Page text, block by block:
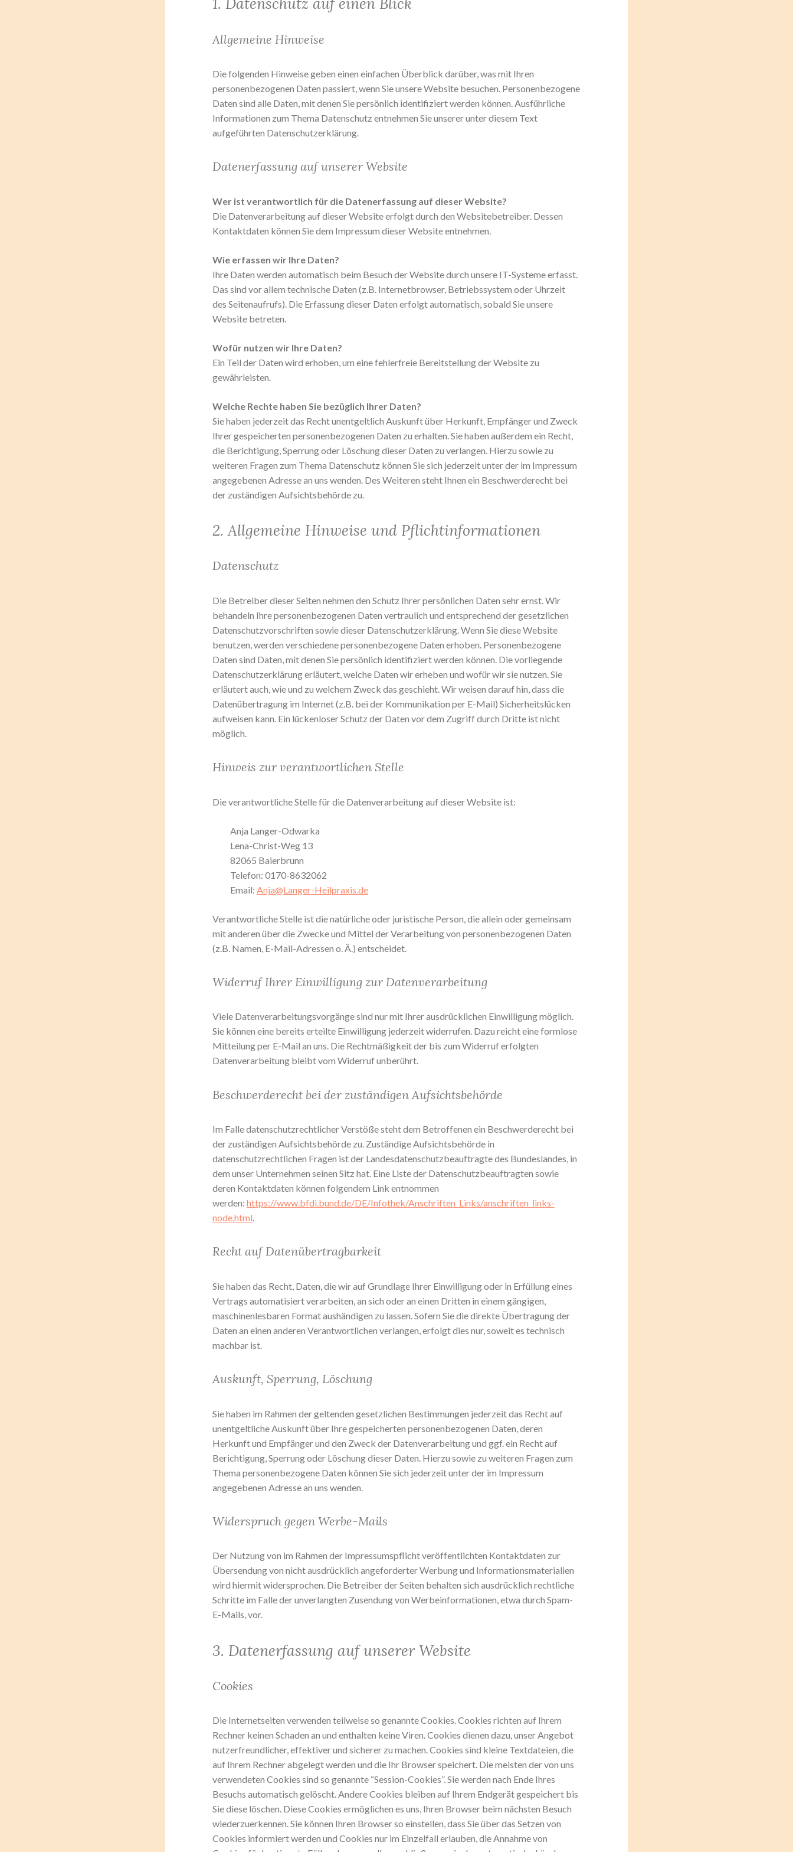
Allgemeine Hinweise
Die folgenden Hinweise geben einen einfachen Überblick darüber, was mit Ihren
personenbezogenen Daten passiert, wenn Sie unsere Website besuchen. Personenbezogene
Daten sind alle Daten, mit denen Sie persönlich identifiziert werden können. Ausführliche
Informationen zum Thema Datenschutz entnehmen Sie unserer unter diesem Text
aufgeführten Datenschutzerklärung.
Datenerfassung auf unserer Website
Wer ist verantwortlich für die Datenerfassung auf dieser Website?
Die Datenverarbeitung auf dieser Website erfolgt durch den Websitebetreiber. Dessen
Kontaktdaten können Sie dem Impressum dieser Website entnehmen.
Wie erfassen wir Ihre Daten?
Ihre Daten werden automatisch beim Besuch der Website durch unsere IT-Systeme erfasst.
Das sind vor allem technische Daten (z.B. Internetbrowser, Betriebssystem oder Uhrzeit
des Seitenaufrufs). Die Erfassung dieser Daten erfolgt automatisch, sobald Sie unsere
Website betreten.
Wofür nutzen wir Ihre Daten?
Ein Teil der Daten wird erhoben, um eine fehlerfreie Bereitstellung der Website zu
gewährleisten.
Welche Rechte haben Sie bezüglich Ihrer Daten?
Sie haben jederzeit das Recht unentgeltlich Auskunft über Herkunft, Empfänger und Zweck
Ihrer gespeicherten personenbezogenen Daten zu erhalten. Sie haben außerdem ein Recht,
die Berichtigung, Sperrung oder Löschung dieser Daten zu verlangen. Hierzu sowie zu
weiteren Fragen zum Thema Datenschutz können Sie sich jederzeit unter der im Impressum
angegebenen Adresse an uns wenden. Des Weiteren steht Ihnen ein Beschwerderecht bei
der zuständigen Aufsichtsbehörde zu.
2. Allgemeine Hinweise und Pflichtinformationen
Datenschutz
Die Betreiber dieser Seiten nehmen den Schutz Ihrer persönlichen Daten sehr ernst. Wir
behandeln Ihre personenbezogenen Daten vertraulich und entsprechend der gesetzlichen
Datenschutzvorschriften sowie dieser Datenschutzerklärung. Wenn Sie diese Website
benutzen, werden verschiedene personenbezogene Daten erhoben. Personenbezogene
Daten sind Daten, mit denen Sie persönlich identifiziert werden können. Die vorliegende
Datenschutzerklärung erläutert, welche Daten wir erheben und wofür wir sie nutzen. Sie
erläutert auch, wie und zu welchem Zweck das geschieht. Wir weisen darauf hin, dass die
Datenübertragung im Internet (z.B. bei der Kommunikation per E-Mail) Sicherheitslücken
aufweisen kann. Ein lückenloser Schutz der Daten vor dem Zugriff durch Dritte ist nicht
möglich.
Hinweis zur verantwortlichen Stelle
Die verantwortliche Stelle für die Datenverarbeitung auf dieser Website ist:
Anja Langer-Odwarka
Lena-Christ-Weg 13
82065 Baierbrunn
Telefon: 0170-8632062
Email: Anja@Langer-Heilpraxis.de
Verantwortliche Stelle ist die natürliche oder juristische Person, die allein oder gemeinsam
mit anderen über die Zwecke und Mittel der Verarbeitung von personenbezogenen Daten
(z.B. Namen, E-Mail-Adressen o. Ä.) entscheidet.
Widerruf Ihrer Einwilligung zur Datenverarbeitung
Viele Datenverarbeitungsvorgänge sind nur mit Ihrer ausdrücklichen Einwilligung möglich.
Sie können eine bereits erteilte Einwilligung jederzeit widerrufen. Dazu reicht eine formlose
Mitteilung per E-Mail an uns. Die Rechtmäßigkeit der bis zum Widerruf erfolgten
Datenverarbeitung bleibt vom Widerruf unberührt.
Beschwerderecht bei der zuständigen Aufsichtsbehörde
Im Falle datenschutzrechtlicher Verstöße steht dem Betroffenen ein Beschwerderecht bei
der zuständigen Aufsichtsbehörde zu. Zuständige Aufsichtsbehörde in
datenschutzrechtlichen Fragen ist der Landesdatenschutzbeauftragte des Bundeslandes, in
dem unser Unternehmen seinen Sitz hat. Eine Liste der Datenschutzbeauftragten sowie
deren Kontaktdaten können folgendem Link entnommen
werden: https://www.bfdi.bund.de/DE/Infothek/Anschriften_Links/anschriften_links-
node.html.
Recht auf Datenübertragbarkeit
Sie haben das Recht, Daten, die wir auf Grundlage Ihrer Einwilligung oder in Erfüllung eines
Vertrags automatisiert verarbeiten, an sich oder an einen Dritten in einem gängigen,
maschinenlesbaren Format aushändigen zu lassen. Sofern Sie die direkte Übertragung der
Daten an einen anderen Verantwortlichen verlangen, erfolgt dies nur, soweit es technisch
machbar ist.
Auskunft, Sperrung, Löschung
Sie haben im Rahmen der geltenden gesetzlichen Bestimmungen jederzeit das Recht auf
unentgeltliche Auskunft über Ihre gespeicherten personenbezogenen Daten, deren
Herkunft und Empfänger und den Zweck der Datenverarbeitung und ggf. ein Recht auf
Berichtigung, Sperrung oder Löschung dieser Daten. Hierzu sowie zu weiteren Fragen zum
Thema personenbezogene Daten können Sie sich jederzeit unter der im Impressum
angegebenen Adresse an uns wenden.
Widerspruch gegen Werbe-Mails
Der Nutzung von im Rahmen der Impressumspflicht veröffentlichten Kontaktdaten zur
Übersendung von nicht ausdrücklich angeforderter Werbung und Informationsmaterialien
wird hiermit widersprochen. Die Betreiber der Seiten behalten sich ausdrücklich rechtliche
Schritte im Falle der unverlangten Zusendung von Werbeinformationen, etwa durch Spam-
E-Mails, vor.
3. Datenerfassung auf unserer Website
Cookies
Die Internetseiten verwenden teilweise so genannte Cookies. Cookies richten auf Ihrem
Rechner keinen Schaden an und enthalten keine Viren. Cookies dienen dazu, unser Angebot
nutzerfreundlicher, effektiver und sicherer zu machen. Cookies sind kleine Textdateien, die
auf Ihrem Rechner abgelegt werden und die Ihr Browser speichert. Die meisten der von uns
verwendeten Cookies sind so genannte “Session-Cookies”. Sie werden nach Ende Ihres
Besuchs automatisch gelöscht. Andere Cookies bleiben auf Ihrem Endgerät gespeichert bis
Sie diese löschen. Diese Cookies ermöglichen es uns, Ihren Browser beim nächsten Besuch
wiederzuerkennen. Sie können Ihren Browser so einstellen, dass Sie über das Setzen von
Cookies informiert werden und Cookies nur im Einzelfall erlauben, die Annahme von